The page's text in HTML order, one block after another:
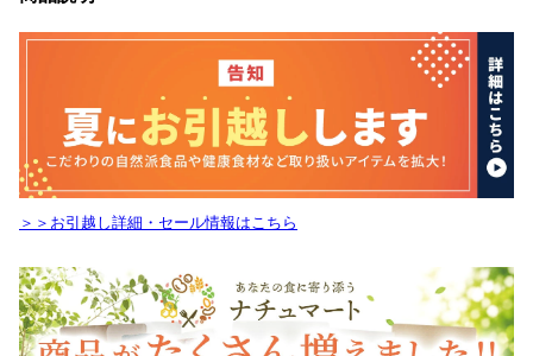
＞＞お引越し詳細・セール情報はこちら